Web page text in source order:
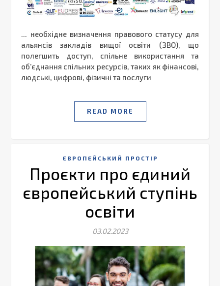
... необхідне визначення правового статусу для
альянсів закладів вищої освіти (ЗВО), що
полегшить доступ, спільне використання та
об’єднання спільних ресурсів, таких як фінансові,
людські, цифрові, фізичні та послуги
READ MORE
ЄВРОПЕЙСЬКИЙ ПРОСТІР
Проєкти про єдиний
європейський ступінь
освіти
03.02.2023